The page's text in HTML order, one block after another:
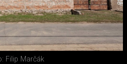
Filip Marčák